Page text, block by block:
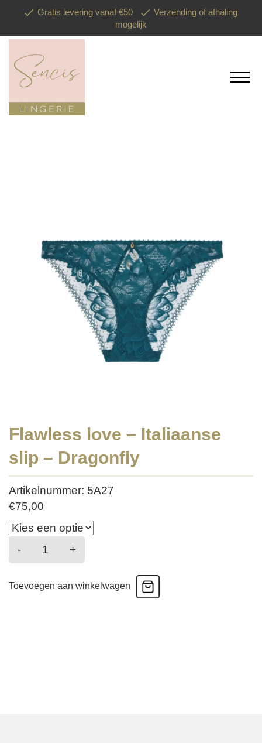
Gratis levering vanaf €50
Verzending of afhaling
mogelijk
Flawless love – Italiaanse
slip – Dragonfly
Artikelnummer: 5A27
€75,00
-
Flawless
Italiaanse
+
Toevoegen aan winkelwagen